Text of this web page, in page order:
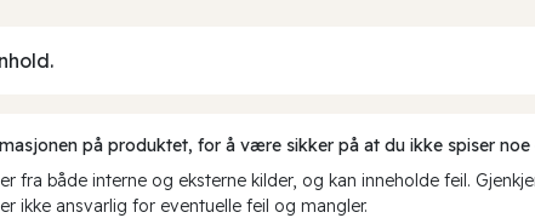
på produktet, for å være sikker på at du ikke spiser noe
fra både interne og eksterne kilder, og kan inneholde feil.
ikke ansvarlig for eventuelle feil og mangler.